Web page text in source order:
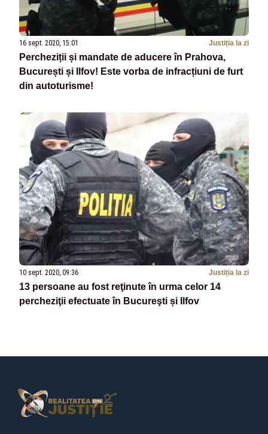
16 sept. 2020, 15:01 Justiția la zi
Percheziții și mandate de aducere în Prahova,
București și Ilfov! Este vorba de infracțiuni de furt
din autoturisme!
10 sept. 2020, 09:36 Justiția la zi
13 persoane au fost reţinute în urma celor 14
percheziţii efectuate în Bucureşti și Ilfov